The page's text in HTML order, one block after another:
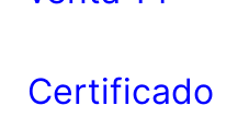
Certificado